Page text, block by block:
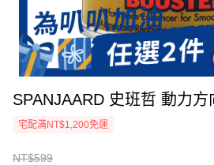
SPANJAARD 史班哲 動力
宅配滿NT$1,200免運
NT$599